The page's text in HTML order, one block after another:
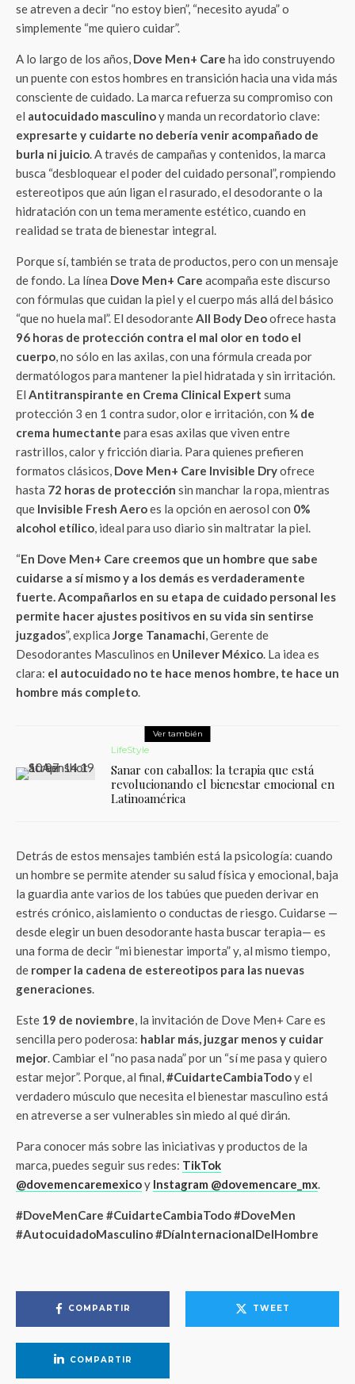
se atreven a decir “no estoy bien”, “necesito ayuda” o
simplemente “me quiero cuidar”.
A lo largo de los años, Dove Men+ Care ha ido construyendo
un puente con estos hombres en transición hacia una vida más
consciente de cuidado. La marca refuerza su compromiso con
el autocuidado masculinoy manda un recordatorio clave:
expresarte y cuidarte no debería venir acompañado de
burla ni juicio. A través de campañas y contenidos, la marca
busca “desbloquear el poder del cuidado personal”, rompiendo
estereotipos que aún ligan el rasurado, el desodorante o la
hidratación con un tema meramente estético, cuando en
realidad se trata de bienestar integral.
Porque sí, también se trata de productos, pero con un mensaje
de fondo. La línea Dove Men+ Care acompaña este discurso
con fórmulas que cuidan la piel y el cuerpo más allá del básico
“que no huela mal”. El desodoranteAll Body Deoofrece hasta
96 horas de protección contra el mal olor en todo el
cuerpo, no sólo en las axilas, con una fórmula creada por
dermatólogos para mantener la piel hidratada y sin irritación.
El Antitranspirante en Crema Clinical Expert suma
protección 3 en 1 contra sudor, olor e irritación, con ¼ de
crema humectante para esas axilas que viven entre
rastrillos, calor y fricción diaria. Para quienes prefieren
formatos clásicos, Dove Men+ Care Invisible Dryofrece
hasta 72 horas de protección sin manchar la ropa, mientras
que Invisible Fresh Aeroes la opción en aerosol con 0%
alcohol etílico, ideal para uso diario sin maltratar la piel.
“En Dove Men+ Care creemos que un hombre que sabe
cuidarse a sí mismo y a los demás es verdaderamente
fuerte. Acompañarlos en su etapa de cuidado personal les
permite hacer ajustes positivos en su vida sin sentirse
juzgados”, explica Jorge Tanamachi, Gerente de
Desodorantes Masculinos en Unilever México. La idea es
clara: el autocuidado no te hace menos hombre, te hace un
hombre más completo.
Ver también
LifeStyle
Sanar con caballos: la terapia que está
revolucionando el bienestar emocional en
Latinoamérica
Detrás de estos mensajes también está la psicología: cuando
un hombre se permite atender su salud física y emocional, baja
la guardia ante varios de los tabúes que pueden derivar en
estrés crónico, aislamiento o conductas de riesgo. Cuidarse —
desde elegir un buen desodorante hasta buscar terapia— es
una forma de decir “mi bienestar importa” y, al mismo tiempo,
de romper la cadena de estereotipos para las nuevas
generaciones.
Este 19 de noviembre, la invitación de Dove Men+ Care es
sencilla pero poderosa: hablar más, juzgar menos y cuidar
mejor. Cambiar el “no pasa nada” por un “sí me pasa y quiero
estar mejor”. Porque, al final,#CuidarteCambiaTodoy el
verdadero músculo que necesita el bienestar masculino está
en atreverse a ser vulnerables sin miedo al qué dirán.
Para conocer más sobre las iniciativas y productos de la
marca, puedes seguir sus redes: TikTok
@dovemencaremexicoy Instagram @dovemencare_mx.
#DoveMenCare #CuidarteCambiaTodo #DoveMen
#AutocuidadoMasculino #DíaInternacionalDelHombre
COMPARTIR TWEET
COMPARTIR